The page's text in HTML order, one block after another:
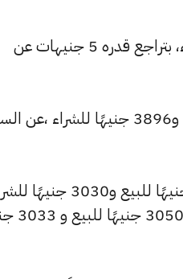
وتراجع سعر عيار 21 ليسجل 4565 جنيهًا للبيع و4545 جنيهًا للشراء، بتراجع قدره 5 جنيهات عن
كما شهد سعر عيار 18 تراجعًا بقيمة 4 جنيهًا ليبلغ 3913 جنيهًا للبيع و3896 جنيهًا
وشهد سعر عيار 14 انخفاضًا بالسوق المصري الآن، حيث بلغ 3043 جنيهًا للبيع
منخفضًا بمقدار 3 جنيهات